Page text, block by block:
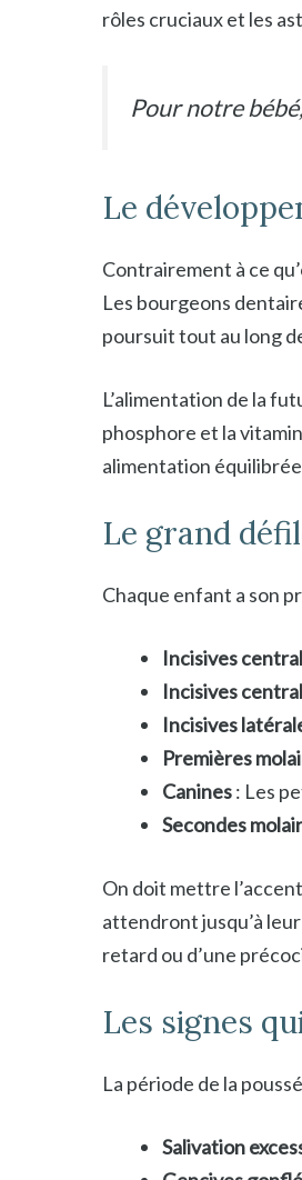
rôles cruciaux et les
Pour notre
Le
Contrairement à ce
Les bourgeons
poursuit tout au long
L’alimentation de la
phosphore et la
alimentation
Le grand
Chaque enfant a son
Incisives
Incisives
Incisives
Premières
Canines: Les
Secondes
On doit mettre
attendront jusqu’à
retard ou d’une
Les signes
La période de la
Salivation